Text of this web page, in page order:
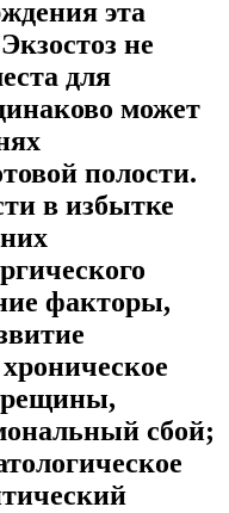
эта
не
для
может
полости.
в избытке
факторы,
сбой;